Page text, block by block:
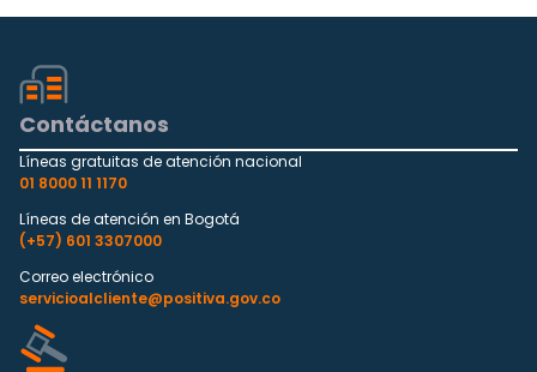
Contáctanos
Líneas gratuitas de atención nacional
01 8000 11 1170
Líneas de atención en Bogotá
(+57) 601 3307000
Correo electrónico
servicioalcliente@positiva.gov.co